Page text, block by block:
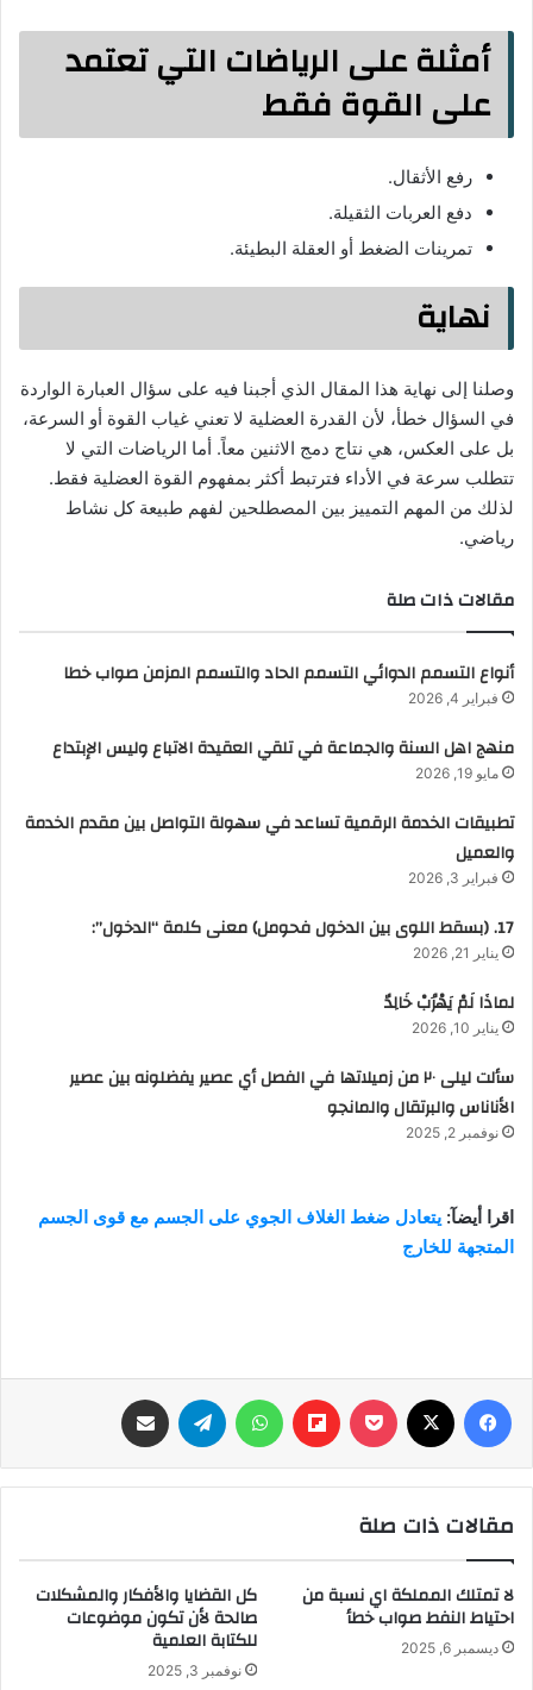
أمثلة على الرياضات التي تعتمد
على القوة فقط
رفع الأثقال.
دفع العربات الثقيلة.
تمرينات الضغط أو العقلة البطيئة.
نهاية
وصلنا إلى نهاية هذا المقال الذي أجبنا فيه على سؤال العبارة الواردة
في السؤال خطأ، لأن القدرة العضلية لا تعني غياب القوة أو السرعة،
بل على العكس، هي نتاج دمج الاثنين معاً. أما الرياضات التي لا
تتطلب سرعة في الأداء فترتبط أكثر بمفهوم القوة العضلية فقط.
لذلك من المهم التمييز بين المصطلحين لفهم طبيعة كل نشاط
رياضي.
مقالات ذات صلة
أنواع التسمم الدوائي التسمم الحاد والتسمم المزمن صواب خطا
فبراير 4, 2026
منهج اهل السنة والجماعة في تلقي العقيدة الاتباع وليس الإبتداع
مايو 19, 2026
تطبيقات الخدمة الرقمية تساعد في سهولة التواصل بين مقدم الخدمة
والعميل
فبراير 3, 2026
17. (بسقط اللوى بين الدخول فحومل) معنى كلمة “الدخول”:
يناير 21, 2026
لماذَا لَمْ يَهْرُبْ خَالِدٌ
يناير 10, 2026
سألت ليلى ٢٠ من زميلاتها في الفصل أي عصير يفضلونه بين عصير
الأناناس والبرتقال والمانجو
نوفمبر 2, 2025
اقرا أيضآ: يتعادل ضغط الغلاف الجوي على الجسم مع قوى الجسم
المتجهة للخارج
فيسبوك ‫Pocket
Flipboard واتساب تيلقرام
مقالات ذات صلة
لا تمتلك المملكة اي نسبة من
احتياط النفط صواب خطأ
ديسمبر 6, 2025
كل القضايا والأفكار والمشكلات
صالحة لأن تكون موضوعات
للكتابة العلمية
نوفمبر 3, 2025